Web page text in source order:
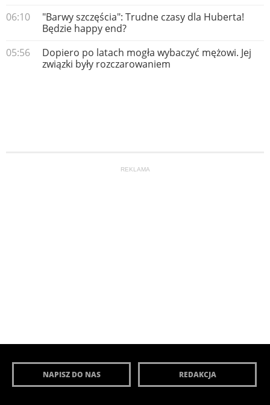
06:10
"Barwy szczęścia": Trudne czasy dla Huberta!
Będzie happy end?
05:56
Dopiero po latach mogła wybaczyć mężowi. Jej
związki były rozczarowaniem
REKLAMA
NAPISZ DO NAS REDAKCJA